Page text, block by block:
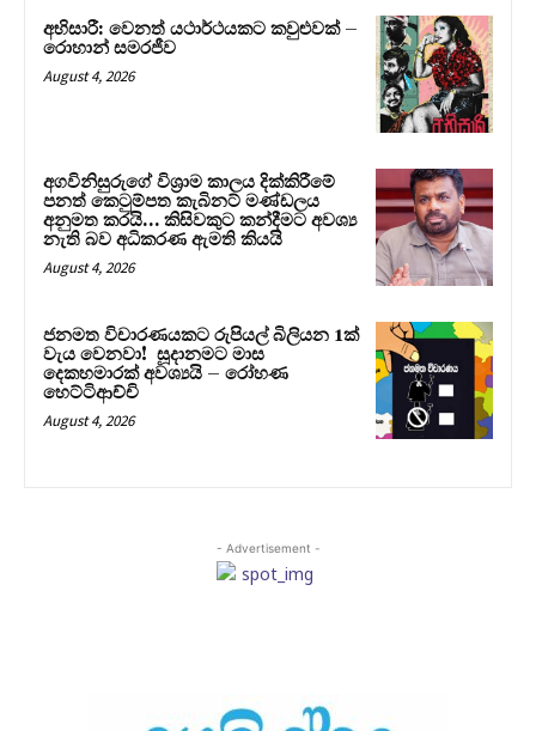
අභිසාරී: වෙනත් යථාර්ථයකට කවුළුවක් –
රොහාන් සමරජීව
August 4, 2026
අගවිනිසුරුගේ විශ්‍රාම කාලය දික්කිරීමේ
පනත් කෙටුම්පත කැබිනට් මණ්ඩලය
අනුමත කරයි… කිසිවකුට කන්දීමට අවශ්‍ය
නැති බව අධිකරණ ඇමති කියයි
August 4, 2026
ජනමත විචාරණයකට රුපියල් බිලියන 1ක්
වැය වෙනවා! සූදානමට මාස
දෙකහමාරක් අවශ්‍යයි – රෝහණ
හෙට්ටිආච්චි
August 4, 2026
- Advertisement -